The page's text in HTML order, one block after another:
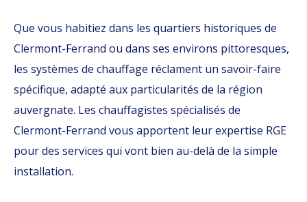
Que vous habitiez dans les quartiers historiques de
Clermont-Ferrand ou dans ses environs pittoresques,
les systèmes de chauffage réclament un savoir-faire
spécifique, adapté aux particularités de la région
auvergnate. Les chauffagistes spécialisés de
Clermont-Ferrand vous apportent leur expertise RGE
pour des services qui vont bien au-delà de la simple
installation.